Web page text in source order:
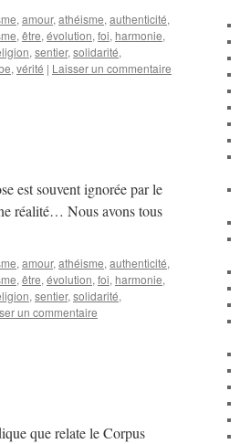
, amour, athéisme, authenticité,
, être, évolution, foi, harmonie,
, sentier, solidarité,
, vérité | Laisser un commentaire
est souvent ignorée par le
réalité… Nous avons tous
, amour, athéisme, authenticité,
, être, évolution, foi, harmonie,
, sentier, solidarité,
un commentaire
que relate le Corpus